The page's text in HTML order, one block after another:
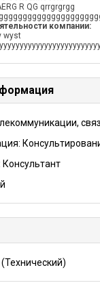
R QG qrrgrgrgg
компании:
wyst
Консультант
(Технический)